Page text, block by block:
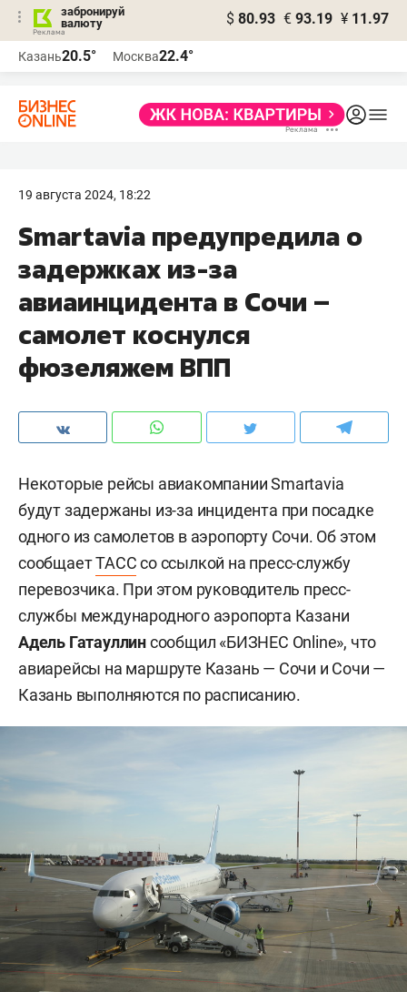
забронируй
валюту
$ 80.93 € 93.19 ¥ 11.97
Казань20.5° Москва22.4°
19 августа 2024, 18:22
Smartavia предупредила о
задержках из-за
авиаинцидента в Сочи –
самолет коснулся
фюзеляжем ВПП
Некоторые рейсы авиакомпании Smartavia
будут задержаны из-за инцидента при посадке
одного из самолетов в аэропорту Сочи. Об этом
сообщаетТАССсо ссылкой на пресс-службу
перевозчика. При этом руководитель пресс-
службы международного аэропорта Казани
Адель Гатауллинсообщил «БИЗНЕС Online», что
авиарейсы на маршруте Казань — Сочи и Сочи —
Казань выполняются по расписанию.